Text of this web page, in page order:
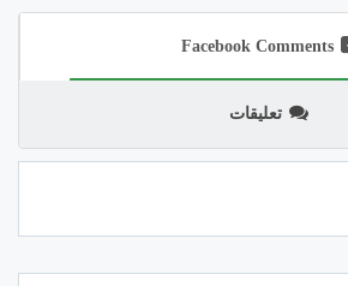
Facebook Comments
تعليقات